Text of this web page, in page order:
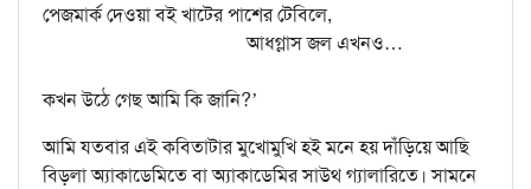
পেজমার্ক দেওয়া বই খাটের পাশের টেবিলে,
আধগ্লাস জল এখনও…
কখন উঠে গেছ আমি কি জানি?’
আমি যতবার এই কবিতাটার মুখোমুখি হই মনে হয় দাঁড়িয়ে আছি
বিড়লা অ্যাকাডেমিতে বা অ্যাকাডেমির সাউথ গ্যালারিতে। সামনে